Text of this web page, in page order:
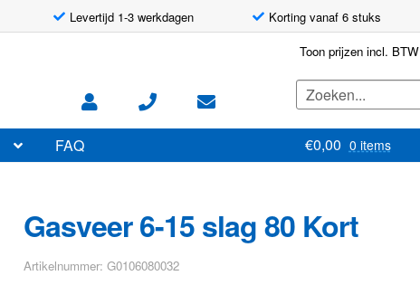
Levertijd 1-3 werkdagen Korting vanaf 6 stuks
Toon prijzen incl. BTW
Zoeken
naar:
FAQ €0,00 0 items
Gasveer 6-15 slag 80 Kort
Artikelnummer: G0106080032